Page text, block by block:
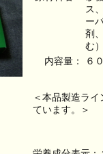
ス
ー
剤
む
内容量：
６
＜本品製造ラ
ています。＞